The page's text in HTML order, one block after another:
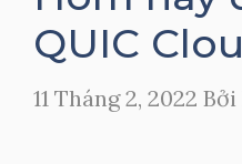
QUIC
11 Tháng 2, 2022 Bởi